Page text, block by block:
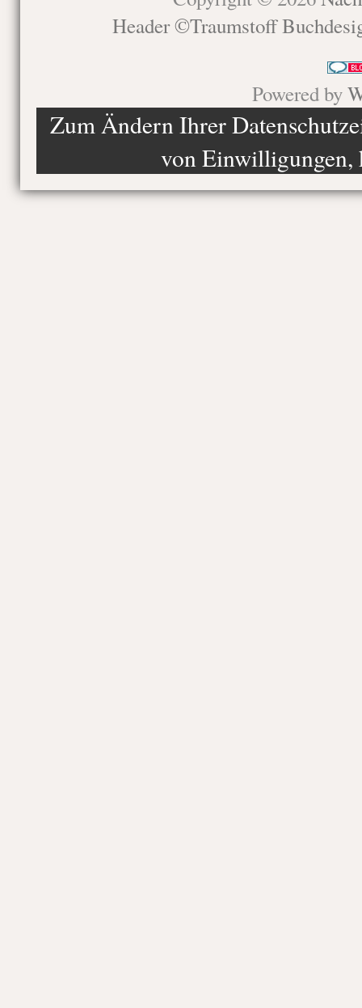
Header ©Traumstoff
Powered by
Zum Ändern Ihrer
von